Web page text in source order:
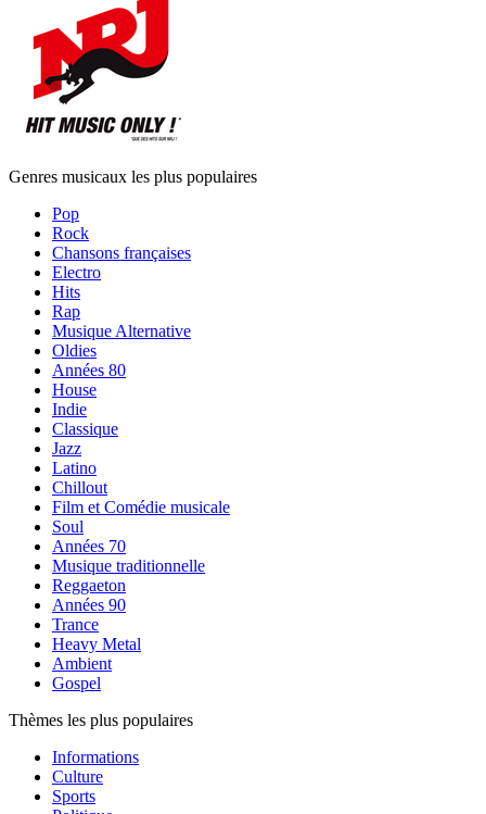
Genres musicaux les plus populaires
Pop
Rock
Chansons françaises
Electro
Hits
Rap
Musique Alternative
Oldies
Années 80
House
Indie
Classique
Jazz
Latino
Chillout
Film et Comédie musicale
Soul
Années 70
Musique traditionnelle
Reggaeton
Années 90
Trance
Heavy Metal
Ambient
Gospel
Thèmes les plus populaires
Informations
Culture
Sports